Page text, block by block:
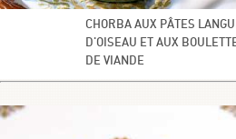
CHORBA AUX PÂTES
D'OISEAU ET AUX
DE VIANDE